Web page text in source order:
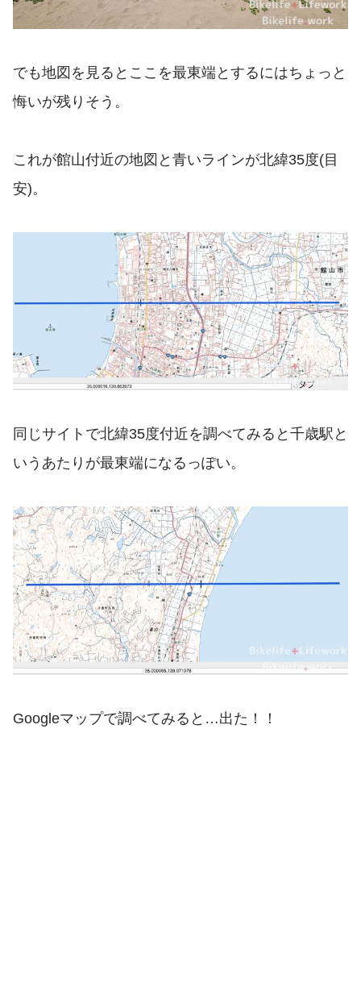
でも地図を見るとここを最東端とするにはちょっと
悔いが残りそう。
これが館山付近の地図と青いラインが北緯35度(目
安)。
同じサイトで北緯35度付近を調べてみると千歳駅と
いうあたりが最東端になるっぽい。
Googleマップで調べてみると…出た！！